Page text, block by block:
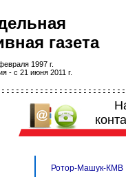
газета
1997 г.
- с 21 июня 2011 г.
Ротор-Машук-КМВ